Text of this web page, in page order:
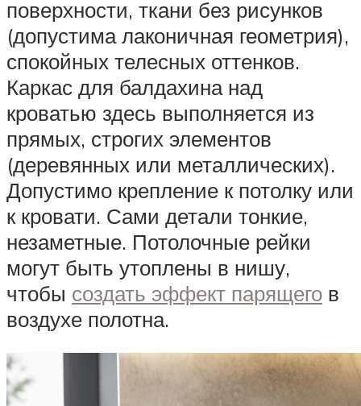
поверхности, ткани без рисунков
(допустима лаконичная геометрия),
спокойных телесных оттенков.
Каркас для балдахина над
кроватью здесь выполняется из
прямых, строгих элементов
(деревянных или металлических).
Допустимо крепление к потолку или
к кровати. Сами детали тонкие,
незаметные. Потолочные рейки
могут быть утоплены в нишу,
чтобы создать эффект парящего в
воздухе полотна.